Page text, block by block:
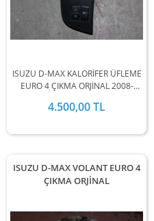
ISUZU D-MAX KALORİFER ÜFLEME
EURO 4 ÇIKMA ORJİNAL 2008-
ARALIĞINDA STOKLARIMIZDA
4.500,00 TL
ISUZU D-MAX VOLANT EURO 4
ÇIKMA ORJİNAL